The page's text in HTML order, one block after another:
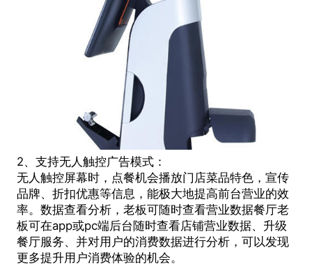
2、支持无人触控广告模式：
无人触控屏幕时，点餐机会播放门店菜品特色，宣传
品牌、折扣优惠等信息，能极大地提高前台营业的效
率。数据查看分析，老板可随时查看营业数据餐厅老
板可在app或pc端后台随时查看店铺营业数据、升级
餐厅服务、并对用户的消费数据进行分析，可以发现
更多提升用户消费体验的机会。